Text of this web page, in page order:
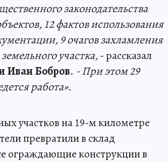
законодательства
12 фактов использования
9 очагов захламления
участка, - рассказал
Иван Бобров. - При этом 29
работа».
участков на 19-м километре
превратили в склад
ограждающие конструкции в